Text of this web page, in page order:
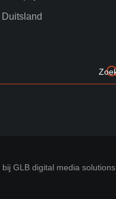
GLB digital media solutions